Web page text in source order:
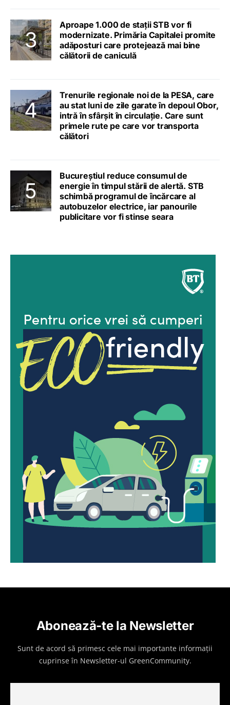
Aproape 1.000 de stații STB vor fi
modernizate. Primăria Capitalei promite
adăposturi care protejează mai bine
călătorii de caniculă
Trenurile regionale noi de la PESA, care
au stat luni de zile garate în depoul Obor,
intră în sfârșit în circulație. Care sunt
primele rute pe care vor transporta
călători
Bucureștiul reduce consumul de
energie în timpul stării de alertă. STB
schimbă programul de încărcare al
autobuzelor electrice, iar panourile
publicitare vor fi stinse seara
Abonează-te la Newsletter
Sunt de acord să primesc cele mai importante informații
cuprinse în Newsletter-ul GreenCommunity.